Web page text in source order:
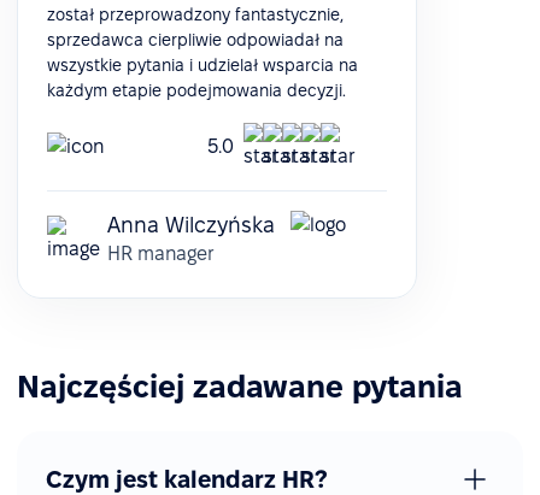
został przeprowadzony fantastycznie,
sprzedawca cierpliwie odpowiadał na
wszystkie pytania i udzielał wsparcia na
każdym etapie podejmowania decyzji.
5.0
Anna Wilczyńska
HR manager
Najczęściej zadawane pytania
Czym jest kalendarz HR?